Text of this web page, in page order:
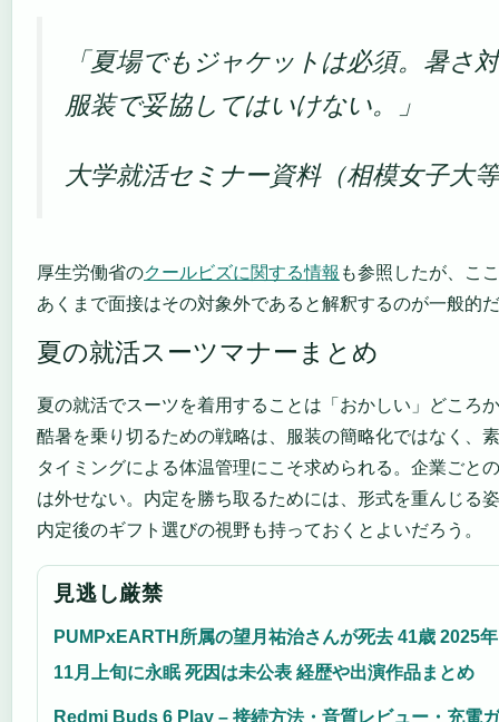
「夏場でもジャケットは必須。暑さ
服装で妥協してはいけない。」
大学就活セミナー資料（相模女子大
厚生労働省のクールビズに関する情報 も参照したが、こ
あくまで面接はその対象外であると解釈するのが一般的
夏の就活スーツマナーまとめ
夏の就活でスーツを着用することは「おかしい」どころ
酷暑を乗り切るための戦略は、服装の簡略化ではなく、
タイミングによる体温管理にこそ求められる。企業ごと
は外せない。内定を勝ち取るためには、形式を重んじる
内定後のギフト選びの視野も持っておくとよいだろう。
見逃し厳禁
PUMPxEARTH所属の望月祐治さんが死去 41歳 2025年
11月上旬に永眠 死因は未公表 経歴や出演作品まとめ
Redmi Buds 6 Play – 接続方法・音質レビュー・充電ガ